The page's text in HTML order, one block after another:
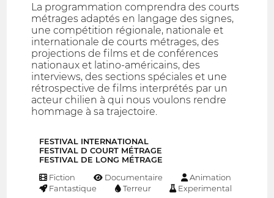
La programmation comprendra des courts
métrages adaptés en langage des signes,
une compétition régionale, nationale et
internationale de courts métrages, des
projections de films et de conférences
nationaux et latino-américains, des
interviews, des sections spéciales et une
rétrospective de films interprétés par un
acteur chilien à qui nous voulons rendre
hommage à sa trajectoire.
FESTIVAL INTERNATIONAL
FESTIVAL D COURT MÉTRAGE
FESTIVAL DE LONG MÉTRAGE
Fiction Documentaire
Animation
Fantastique
Terreur Experimental